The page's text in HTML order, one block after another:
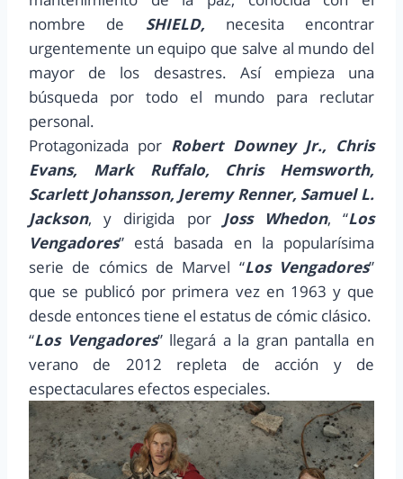
nombre de SHIELD, necesita encontrar
urgentemente un equipo que salve al mundo del
mayor de los desastres. Así empieza una
búsqueda por todo el mundo para reclutar
personal.
Protagonizada por Robert Downey Jr., Chris
Evans, Mark Ruffalo, Chris Hemsworth,
Scarlett Johansson, Jeremy Renner, Samuel L.
Jackson, y dirigida por Joss Whedon, “Los
Vengadores” está basada en la popularísima
serie de cómics de Marvel “Los Vengadores”
que se publicó por primera vez en 1963 y que
desde entonces tiene el estatus de cómic clásico.
“Los Vengadores” llegará a la gran pantalla en
verano de 2012 repleta de acción y de
espectaculares efectos especiales.